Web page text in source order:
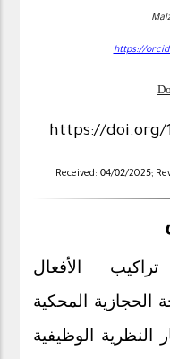
https://
https://doi.org/
Received: 04/02/2025;
الأفعال
الحجازية المحكية
الوظيفية